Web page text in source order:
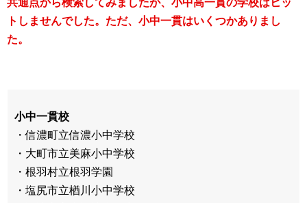
トしませんでした。ただ、小中一貫はいくつかありまし
た。
小中一貫校
・信濃町立信濃小中学校
・大町市立美麻小中学校
・根羽村立根羽学園
・塩尻市立楢川小中学校